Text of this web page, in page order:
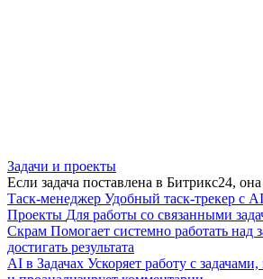
Задачи и проекты
Если задача поставлена в Битрикс24,
Таск-менеджер Удобный таск-трекер с
Проекты Для работы со связанными
Скрам Помогает системно работать над
достигать результата
AI в Задачах Ускоряет работу с